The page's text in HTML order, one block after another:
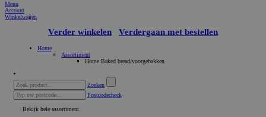
Menu
Account
Winkelwagen
Verder winkelen Verdergaan met bestellen
Home
Assortiment
Home Baked bread/voorgebakken
Zoeken
Postcodecheck
Bekijk hele assortiment